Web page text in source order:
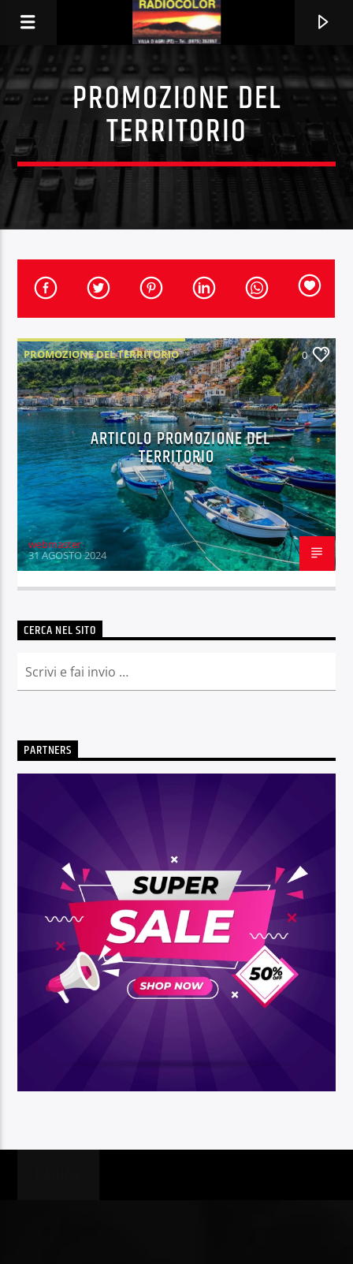
TRACCIA CORRENTE
TITOLO
ARTISTA
OnAir
PROMOZIONE DEL
TERRITORIO
PROMOZIONE DEL TERRITORIO 0
ARTICOLO PROMOZIONE DEL
TERRITORIO
webmaster
31 AGOSTO 2024
CERCA NEL SITO
PARTNERS